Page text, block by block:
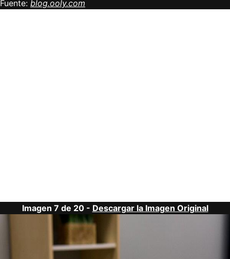
Fuente: blog.ooly.com
Imagen 7 de 20 - Descargar la Imagen Original